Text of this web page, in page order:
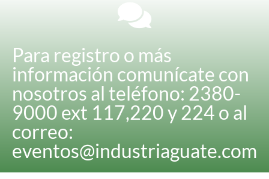
Para registro o más
información comunícate con
nosotros al teléfono: 2380-
9000 ext 117,220 y 224 o al
correo:
eventos@industriaguate.com